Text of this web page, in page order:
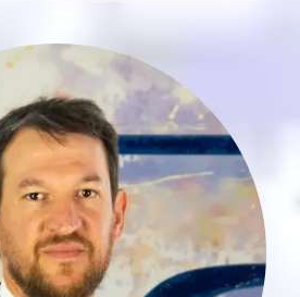
Marius Gödert studierte
an der
Trier und schloss das
als Diplom-Kaufmann ab.
mehr